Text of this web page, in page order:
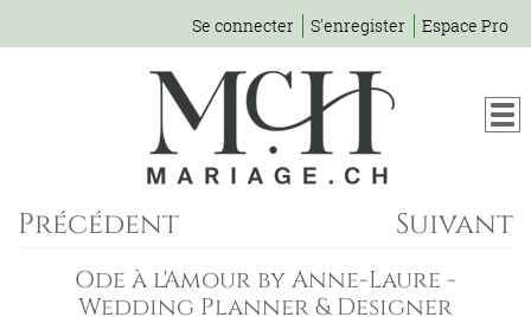
Se connecter S'enregister Espace Pro
Précédent Suivant
Ode à l'Amour by Anne-Laure -
Wedding Planner & Designer